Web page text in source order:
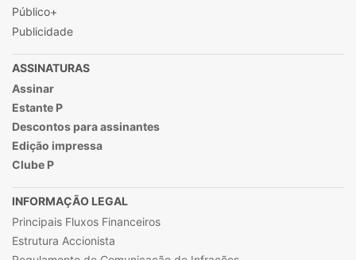
Público+
Publicidade
ASSINATURAS
Assinar
Estante P
Descontos para assinantes
Edição impressa
Clube P
INFORMAÇÃO LEGAL
Principais Fluxos Financeiros
Estrutura Accionista